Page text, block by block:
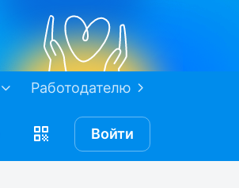
Работодателю
Войти